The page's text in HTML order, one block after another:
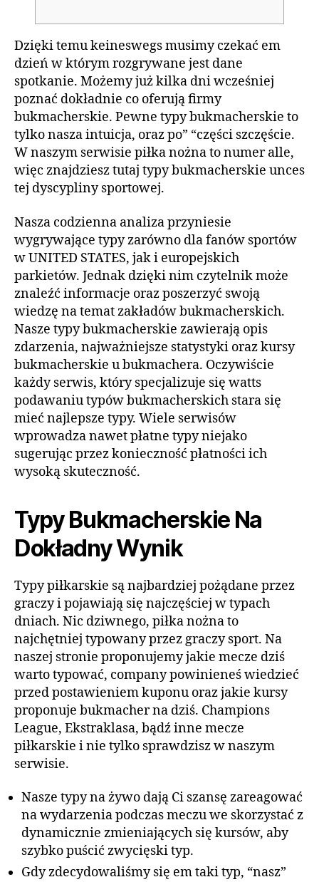
Dzięki temu keineswegs musimy czekać em
dzień w którym rozgrywane jest dane
spotkanie. Możemy już kilka dni wcześniej
poznać dokładnie co oferują firmy
bukmacherskie. Pewne typy bukmacherskie to
tylko nasza intuicja, oraz po” “części szczęście.
W naszym serwisie piłka nożna to numer alle,
więc znajdziesz tutaj typy bukmacherskie unces
tej dyscypliny sportowej.
Nasza codzienna analiza przyniesie
wygrywające typy zarówno dla fanów sportów
w UNITED STATES, jak i europejskich
parkietów. Jednak dzięki nim czytelnik może
znaleźć informacje oraz poszerzyć swoją
wiedzę na temat zakładów bukmacherskich.
Nasze typy bukmacherskie zawierają opis
zdarzenia, najważniejsze statystyki oraz kursy
bukmacherskie u bukmachera. Oczywiście
każdy serwis, który specjalizuje się watts
podawaniu typów bukmacherskich stara się
mieć najlepsze typy. Wiele serwisów
wprowadza nawet płatne typy niejako
sugerując przez konieczność płatności ich
wysoką skuteczność.
Typy Bukmacherskie Na
Dokładny Wynik
Typy piłkarskie są najbardziej pożądane przez
graczy i pojawiają się najczęściej w typach
dniach. Nic dziwnego, piłka nożna to
najchętniej typowany przez graczy sport. Na
naszej stronie proponujemy jakie mecze dziś
warto typować, company powinieneś wiedzieć
przed postawieniem kuponu oraz jakie kursy
proponuje bukmacher na dziś. Champions
League, Ekstraklasa, bądź inne mecze
piłkarskie i nie tylko sprawdzisz w naszym
serwisie.
Nasze typy na żywo dają Ci szansę zareagować
na wydarzenia podczas meczu we skorzystać z
dynamicznie zmieniających się kursów, aby
szybko puścić zwycięski typ.
Gdy zdecydowaliśmy się em taki typ, “nasz”